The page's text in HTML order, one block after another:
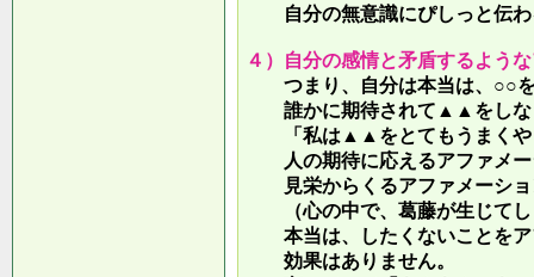
自分の無意識にぴしっと伝わ
４）自分の感情と矛盾するよう
つまり、自分は本当は、○○を
誰かに期待されて▲▲をしな
「私は▲▲をとてもうまくや
人の期待に応えるアファメ
見栄からくるアファメーショ
（心の中で、葛藤が生じてし
本当は、したくないことをア
効果はありません。